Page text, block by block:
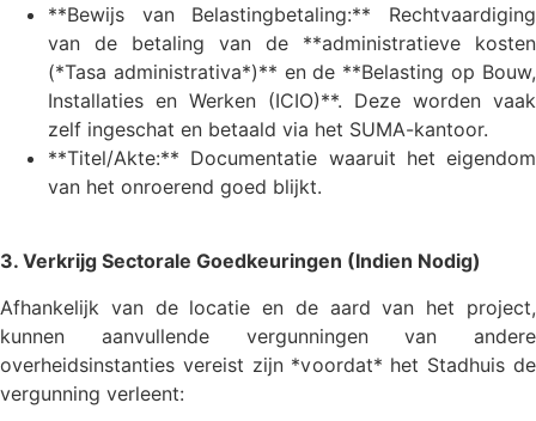
**Bewijs van Belastingbetaling:** Rechtvaardiging
van de betaling van de **administratieve kosten
(*Tasa administrativa*)** en de **Belasting op Bouw,
Installaties en Werken (ICIO)**. Deze worden vaak
zelf ingeschat en betaald via het SUMA-kantoor.
**Titel/Akte:** Documentatie waaruit het eigendom
van het onroerend goed blijkt.
3. Verkrijg Sectorale Goedkeuringen (Indien Nodig)
Afhankelijk van de locatie en de aard van het project,
kunnen aanvullende vergunningen van andere
overheidsinstanties vereist zijn *voordat* het Stadhuis de
vergunning verleent: